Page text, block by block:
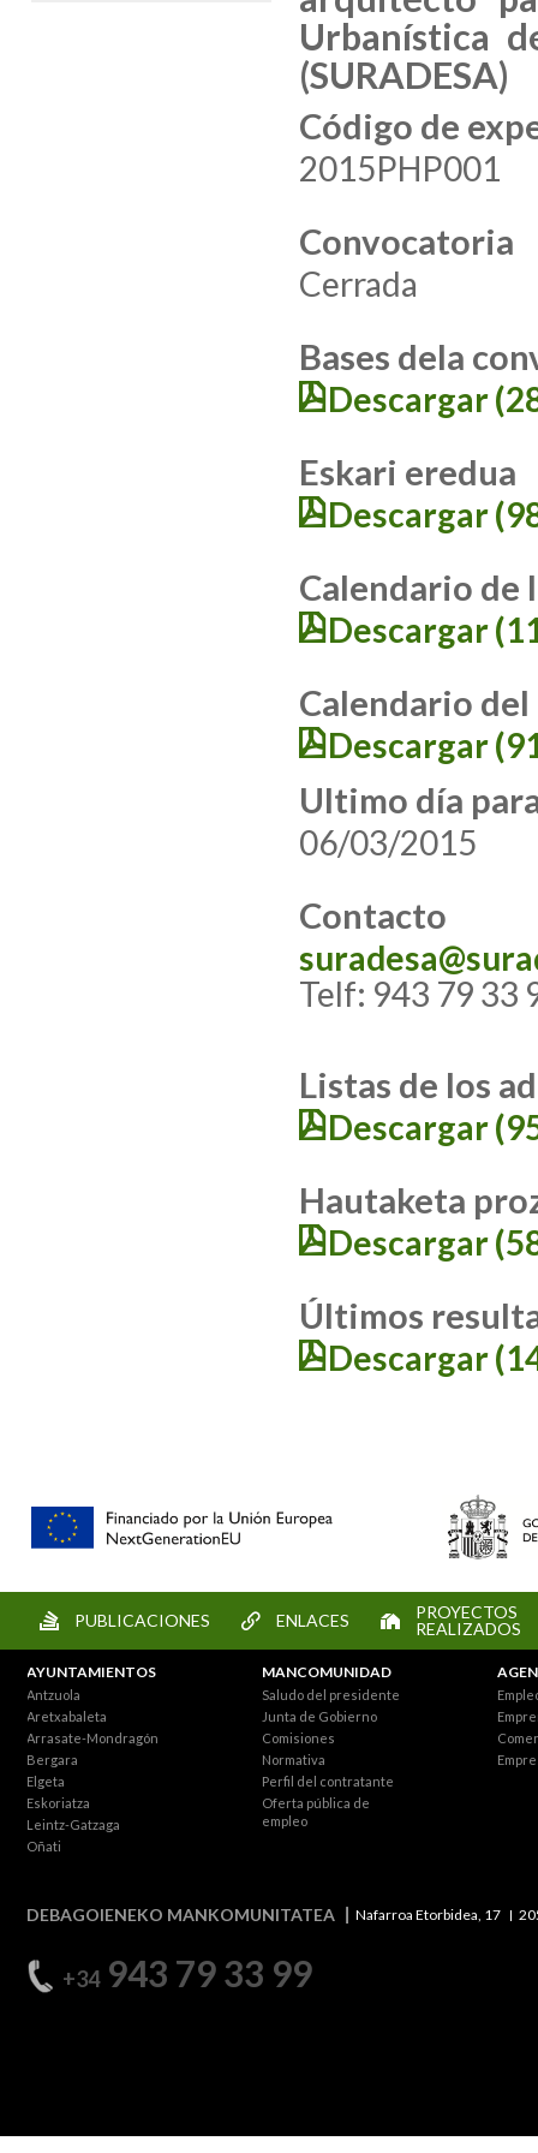
Urbanística
(SURADESA)
Código de
2015PHP001
Convocatoria
Cerrada
Bases dela
Descargar
Eskari eredua
Descargar
Calendario de
Descargar
Calendario
Descargar
Ultimo día
06/03/2015
Contacto
Telf: 943 79 33
Listas de los
Descargar
Hautaketa
Descargar
Últimos
Descargar
PUBLICACIONES ENLACES
PROYECTOS
REALIZADOS
AYUNTAMIENTOS
Antzuola
Aretxabaleta
Arrasate-Mondragón
Bergara
Elgeta
Eskoriatza
Leintz-Gatzaga
Oñati
MANCOMUNIDAD
Saludo del presidente
Junta de Gobierno
Comisiones
Normativa
Perfil del contratante
Oferta pública de
empleo
DEBAGOIENEKO MANKOMUNITATEA Nafarroa Etorbidea, 17
+34943 79 33 99